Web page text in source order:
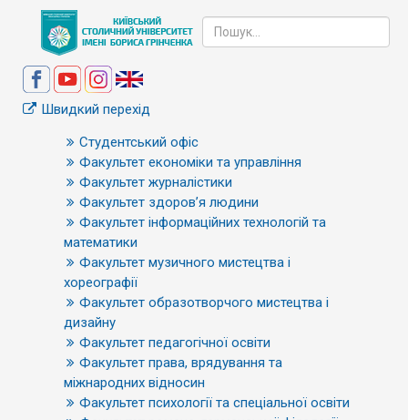
Швидкий перехід
Студентський офіс
Факультет економіки та управління
Факультет журналістики
Факультет здоров’я людини
Факультет інформаційних технологій та
математики
Факультет музичного мистецтва і
хореографії
Факультет образотворчого мистецтва і
дизайну
Факультет педагогічної освіти
Факультет права, врядування та
міжнародних відносин
Факультет психології та спеціальної освіти